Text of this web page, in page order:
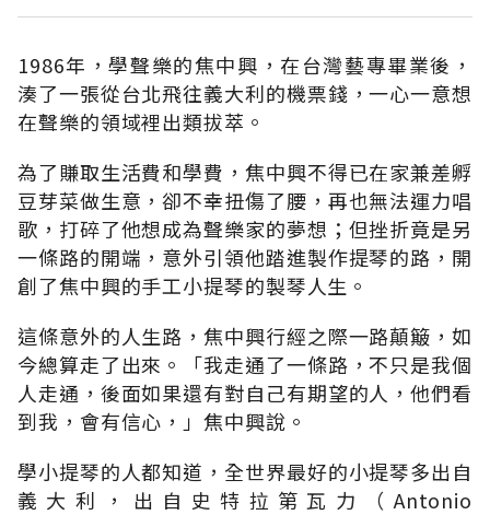
1986年，學聲樂的焦中興，在台灣藝專畢業後，
湊了一張從台北飛往義大利的機票錢，一心一意想
在聲樂的領域裡出類拔萃。
為了賺取生活費和學費，焦中興不得已在家兼差孵
豆芽菜做生意，卻不幸扭傷了腰，再也無法運力唱
歌，打碎了他想成為聲樂家的夢想；但挫折竟是另
一條路的開端，意外引領他踏進製作提琴的路，開
創了焦中興的手工小提琴的製琴人生。
這條意外的人生路，焦中興行經之際一路顛簸，如
今總算走了出來。「我走通了一條路，不只是我個
人走通，後面如果還有對自己有期望的人，他們看
到我，會有信心，」焦中興說。
學小提琴的人都知道，全世界最好的小提琴多出自
義大利，出自史特拉第瓦力（Antonio